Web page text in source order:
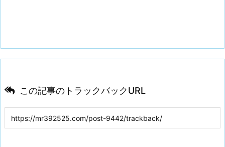
この記事のトラックバックURL